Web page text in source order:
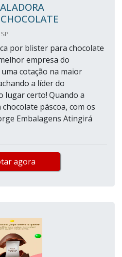
por blister para chocolate
empresa do
cotação na maior
a líder do
lugar certo! Quando a
páscoa, com os
Embalagens Atingirá
agora